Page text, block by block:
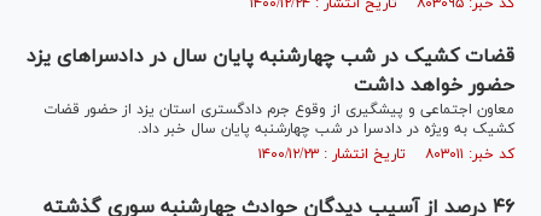
قضات کشیک در شب چهارشنبه پایان سال در دادسراهای یزد
حضور خواهد داشت
معاون اجتماعی و پیشگیری از وقوع جرم دادگستری استان یزد از حضور قضات
کشیک به ویژه در دادسرا در شب چهارشنبه پایان سال خبر داد.
کد خبر: ۸۰۳۰۱۱ تاریخ انتشار : ۱۴۰۰/۱۲/۲۳
۴۶ درصد از آسیب دیدگان حوادث چهارشنبه سوری گذشته